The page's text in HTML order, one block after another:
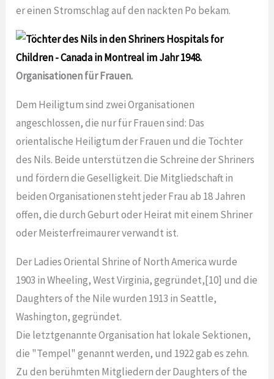
er einen Stromschlag auf den nackten Po bekam.
Organisationen für Frauen.
Dem Heiligtum sind zwei Organisationen
angeschlossen, die nur für Frauen sind: Das
orientalische Heiligtum der Frauen und die Töchter
des Nils. Beide unterstützen die Schreine der Shriners
und fördern die Geselligkeit. Die Mitgliedschaft in
beiden Organisationen steht jeder Frau ab 18 Jahren
offen, die durch Geburt oder Heirat mit einem Shriner
oder Meisterfreimaurer verwandt ist.
Der Ladies Oriental Shrine of North America wurde
1903 in Wheeling, West Virginia, gegründet,[10] und die
Daughters of the Nile wurden 1913 in Seattle,
Washington, gegründet.
Die letztgenannte Organisation hat lokale Sektionen,
die "Tempel" genannt werden, und 1922 gab es zehn.
Zu den berühmten Mitgliedern der Daughters of the